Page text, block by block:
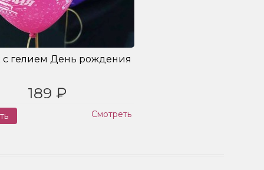
гелием День рождения
189 ₽
Смотреть